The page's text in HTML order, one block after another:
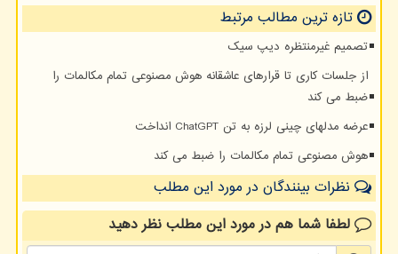
تازه ترین مطالب مرتبط
تصمیم غیرمنتظره دیپ سیک
از جلسات کاری تا قرارهای عاشقانه هوش مصنوعی تمام مکالمات را
ضبط می کند
عرضه مدلهای چینی لرزه به تن ChatGPT انداخت
هوش مصنوعی تمام مکالمات را ضبط می کند
نظرات بینندگان در مورد این مطلب
لطفا شما همدر مورد این مطلبنظر دهید